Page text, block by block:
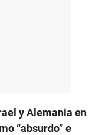
y Alemania en
“absurdo” e